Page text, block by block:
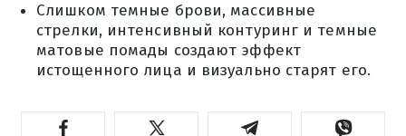
Слишком темные брови, массивные
стрелки, интенсивный контуринг и темные
матовые помады создают эффект
истощенного лица и визуально старят его.